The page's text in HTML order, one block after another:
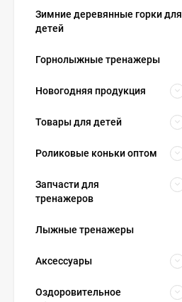
Зимние деревянные горки для
детей
Горнолыжные тренажеры
Новогодняя продукция
Товары для детей
Роликовые коньки оптом
Запчасти для
тренажеров
Лыжные тренажеры
Аксессуары
Оздоровительное